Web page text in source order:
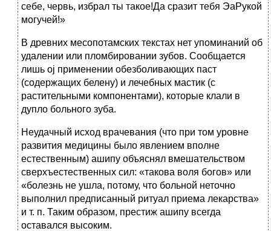
себе, червь, избрал ты такое!Да сразит тебя ЭаРукой
могучей!»
В древних месопотамских текстах нет упоминаний об
удалении или пломбировании зубов. Сообщается
лишь oj применении обезболивающих паст
(содержащих белену) и лечебных мастик (с
растительными компонентами), которые клали в
дупло больного зуба.
Неудачный исход врачевания (что при том уровне
развития медицины было явлением вполне
естественным) ашипу объяснял вмешательством
сверхъестественных сил: «такова воля богов» или
«болезнь не ушла, потому, что больной неточно
выполнил предписанный ритуал приема лекарства»
и т. п. Таким образом, престиж ашипу всегда
оставался высоким.